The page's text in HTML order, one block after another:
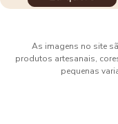
As imagens no site
produtos artesanais,
pequenas